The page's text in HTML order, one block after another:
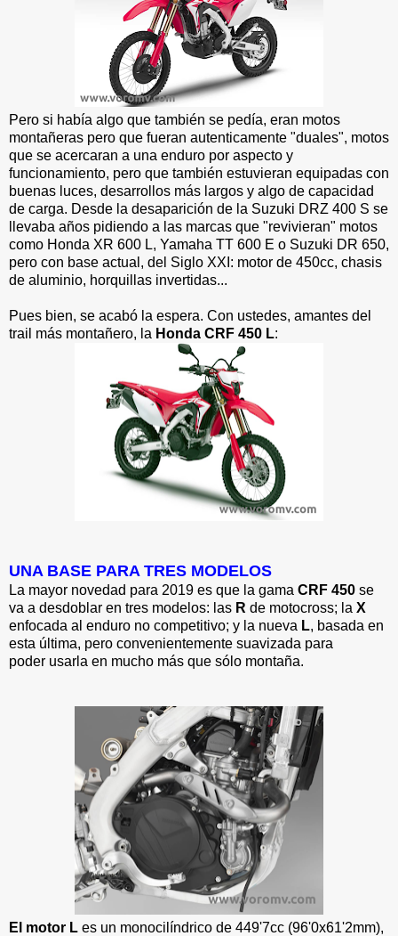
Pero si había algo que también se pedía, eran motos
montañeras pero que fueran autenticamente "duales", motos
que se acercaran a una enduro por aspecto y
funcionamiento, pero que también estuvieran equipadas con
buenas luces, desarrollos más largos y algo de capacidad
de carga. Desde la desaparición de la Suzuki DRZ 400 S se
llevaba años pidiendo a las marcas que "revivieran" motos
como Honda XR 600 L, Yamaha TT 600 E o Suzuki DR 650,
pero con base actual, del Siglo XXI: motor de 450cc, chasis
de aluminio, horquillas invertidas...
Pues bien, se acabó la espera. Con ustedes, amantes del
trail más montañero, la Honda CRF 450 L:
UNA BASE PARA TRES MODELOS
La mayor novedad para 2019 es que la gama CRF 450 se
va a desdoblar en tres modelos: las R de motocross; la X
enfocada al enduro no competitivo; y la nueva L, basada en
esta última, pero convenientemente suavizada para
poder usarla en mucho más que sólo montaña.
El motor L es un monocilíndrico de 449'7cc (96'0x61'2mm),